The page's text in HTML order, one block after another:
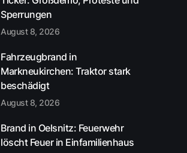
Sperrungen
August 8, 2026
Fahrzeugbrand in
Markneukirchen: Traktor stark
beschädigt
August 8, 2026
Brand in Oelsnitz: Feuerwehr
löscht Feuer in Einfamilienhaus